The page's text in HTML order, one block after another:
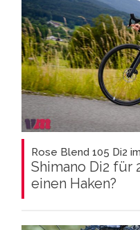
Rose Blend 105 Di2
Shimano Di2 für
einen Haken?